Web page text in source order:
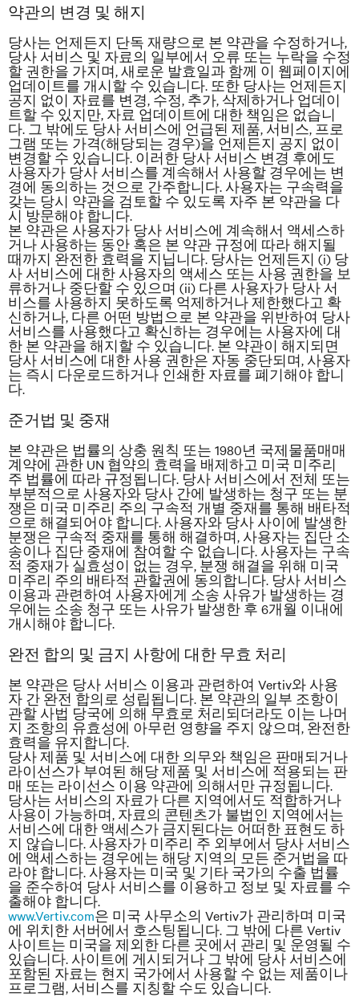
약관의 변경 및 해지
당사는 언제든지 단독 재량으로 본 약관을 수정하거나,
당사 서비스 및 자료의 일부에서 오류 또는 누락을 수정
할 권한을 가지며, 새로운 발효일과 함께 이 웹페이지에
업데이트를 개시할 수 있습니다. 또한 당사는 언제든지
공지 없이 자료를 변경, 수정, 추가, 삭제하거나 업데이
트할 수 있지만, 자료 업데이트에 대한 책임은 없습니
다. 그 밖에도 당사 서비스에 언급된 제품, 서비스, 프로
그램 또는 가격(해당되는 경우)을 언제든지 공지 없이
변경할 수 있습니다. 이러한 당사 서비스 변경 후에도
사용자가 당사 서비스를 계속해서 사용할 경우에는 변
경에 동의하는 것으로 간주합니다. 사용자는 구속력을
갖는 당시 약관을 검토할 수 있도록 자주 본 약관을 다
시 방문해야 합니다.
본 약관은 사용자가 당사 서비스에 계속해서 액세스하
거나 사용하는 동안 혹은 본 약관 규정에 따라 해지될
때까지 완전한 효력을 지닙니다. 당사는 언제든지 (i) 당
사 서비스에 대한 사용자의 액세스 또는 사용 권한을 보
류하거나 중단할 수 있으며 (ii) 다른 사용자가 당사 서
비스를 사용하지 못하도록 억제하거나 제한했다고 확
신하거나, 다른 어떤 방법으로 본 약관을 위반하여 당사
서비스를 사용했다고 확신하는 경우에는 사용자에 대
한 본 약관을 해지할 수 있습니다. 본 약관이 해지되면
당사 서비스에 대한 사용 권한은 자동 중단되며, 사용자
는 즉시 다운로드하거나 인쇄한 자료를 폐기해야 합니
다.
준거법 및 중재
본 약관은 법률의 상충 원칙 또는 1980년 국제물품매매
계약에 관한 UN 협약의 효력을 배제하고 미국 미주리
주 법률에 따라 규정됩니다. 당사 서비스에서 전체 또는
부분적으로 사용자와 당사 간에 발생하는 청구 또는 분
쟁은 미국 미주리 주의 구속적 개별 중재를 통해 배타적
으로 해결되어야 합니다. 사용자와 당사 사이에 발생한
분쟁은 구속적 중재를 통해 해결하며, 사용자는 집단 소
송이나 집단 중재에 참여할 수 없습니다. 사용자는 구속
적 중재가 실효성이 없는 경우, 분쟁 해결을 위해 미국
미주리 주의 배타적 관할권에 동의합니다. 당사 서비스
이용과 관련하여 사용자에게 소송 사유가 발생하는 경
우에는 소송 청구 또는 사유가 발생한 후 6개월 이내에
개시해야 합니다.
완전 합의 및 금지 사항에 대한 무효 처리
본 약관은 당사 서비스 이용과 관련하여 Vertiv와 사용
자 간 완전 합의로 성립됩니다. 본 약관의 일부 조항이
관할 사법 당국에 의해 무효로 처리되더라도 이는 나머
지 조항의 유효성에 아무런 영향을 주지 않으며, 완전한
효력을 유지합니다.
당사 제품 및 서비스에 대한 의무와 책임은 판매되거나
라이선스가 부여된 해당 제품 및 서비스에 적용되는 판
매 또는 라이선스 이용 약관에 의해서만 규정됩니다.
당사는 서비스의 자료가 다른 지역에서도 적합하거나
사용이 가능하며, 자료의 콘텐츠가 불법인 지역에서는
서비스에 대한 액세스가 금지된다는 어떠한 표현도 하
지 않습니다. 사용자가 미주리 주 외부에서 당사 서비스
에 액세스하는 경우에는 해당 지역의 모든 준거법을 따
라야 합니다. 사용자는 미국 및 기타 국가의 수출 법률
을 준수하여 당사 서비스를 이용하고 정보 및 자료를 수
출해야 합니다.
www.Vertiv.com은 미국 사무소의 Vertiv가 관리하며 미국
에 위치한 서버에서 호스팅됩니다. 그 밖에 다른 Vertiv
사이트는 미국을 제외한 다른 곳에서 관리 및 운영될 수
있습니다. 사이트에 게시되거나 그 밖에 당사 서비스에
포함된 자료는 현지 국가에서 사용할 수 없는 제품이나
프로그램, 서비스를 지칭할 수도 있습니다.